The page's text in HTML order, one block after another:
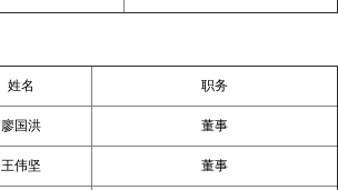
姓名 职务
廖国洪 董事
王伟坚 董事